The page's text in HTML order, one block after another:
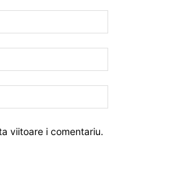
viitoare i comentariu.